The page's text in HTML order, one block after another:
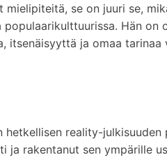
se on juuri se,
Hän on
itsenäisyyttä ja omaa tarinaa
hetkellisen reality-julkisuuden
rakentanut sen ympärille